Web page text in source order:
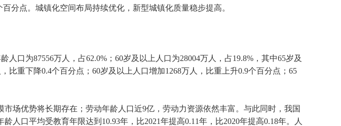
百分点。城镇化空间布局持续优化，新型城镇化质量稳步提高。
人口为87556万人，占62.0% ； 60岁及以上人口为28004万人，占19.8% ，其中65岁及
比重下降0.4个百分点； 60岁及以上人口增加1268万人，比重上升0.9个百分点； 65
场优势将长期存在；劳动年龄人口近9亿，劳动力资源依然丰富。与此同时，我国
龄人口平均受教育年限达到 10.93年，比2021年提高0.11年，比2020年提高0.18年。人